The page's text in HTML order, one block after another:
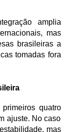
amplia
mas
brasileiras a
tomadas fora
quatro
ajuste. No caso
mas